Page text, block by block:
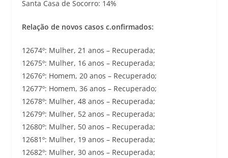
Santa Casa de Socorro: 14%
Relação de novos casos c.onfirmados:
12674º: Mulher, 21 anos – Recuperada;
12675º: Mulher, 16 anos – Recuperada;
12676º: Homem, 20 anos – Recuperado;
12677º: Homem, 36 anos – Recuperado;
12678º: Mulher, 48 anos – Recuperada;
12679º: Mulher, 52 anos – Recuperada;
12680º: Mulher, 50 anos – Recuperada;
12681º: Mulher, 19 anos – Recuperada;
12682º: Mulher, 30 anos – Recuperada;